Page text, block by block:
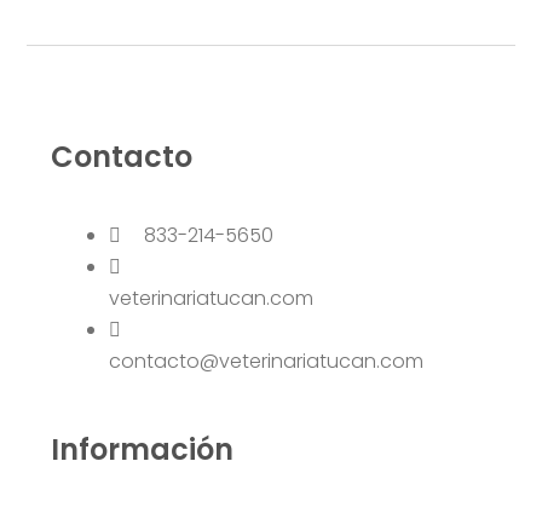
Contacto
833-214-5650
veterinariatucan.com
contacto@veterinariatucan.com
Información